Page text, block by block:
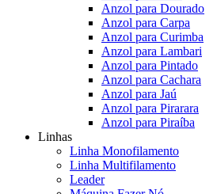
Anzol para Dourado
Anzol para Carpa
Anzol para Curimba
Anzol para Lambari
Anzol para Pintado
Anzol para Cachara
Anzol para Jaú
Anzol para Pirarara
Anzol para Piraíba
Linhas
Linha Monofilamento
Linha Multifilamento
Leader